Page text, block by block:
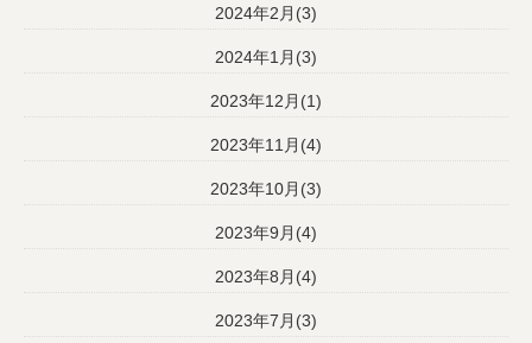
2024年2月(3)
2024年1月(3)
2023年12月(1)
2023年11月(4)
2023年10月(3)
2023年9月(4)
2023年8月(4)
2023年7月(3)